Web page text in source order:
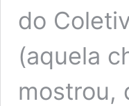
do
(aquela
mostrou,